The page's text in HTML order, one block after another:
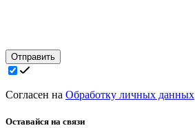
Отправить
Согласен на Обработку личных данных
Оставайся на связи